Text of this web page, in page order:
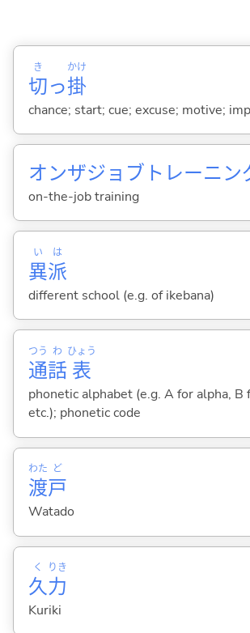
切
き
っ掛
かけ
chance; start; cue; excuse; motive;
オンザジョブトレーニン
on-the-job training
異
い
派
は
different school (e.g. of ikebana)
通
つう
話
わ
表
ひょう
phonetic alphabet (e.g. A for alpha, B
etc.); phonetic code
渡
わた
戸
ど
Watado
久
く
力
りき
Kuriki